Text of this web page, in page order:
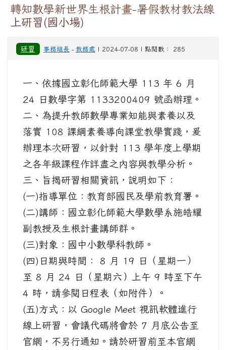
轉知數學新世界生根計畫-暑假教材教法線
上研習(國小場)
研習 事務組長 - 教務處 | 2024-07-08 | 點閱數： 285
一、依據國立彰化師範大學 113 年 6 月
24 日數學字第 1133200409 號函辦理。
二、為提升教師數學專業知能與素養以及
落實 108 課綱素養導向課堂教學實踐，爰
辦理本次研習，以針對 113 學年度上學期
之各年級課程作詳盡之內容與教學分析。
三、旨揭研習相關資訊，說明如下：
(一)指導單位：教育部國民及學前教育署。
(二)講師：國立彰化師範大學數學系施皓耀
副教授及生根計畫講師群。
(三)對象：國中小數學科教師。
(四)日期與時間： 8 月 19 日（星期一）
至 8 月 24 日（星期六）上午 9 時至下午
4 時，請參閱日程表（如附件）。
(五)方式：以 Google Meet 視訊軟體進行
線上研習，會議代碼將會於 7 月底公告至
官網，不另行通知。請於研習前至本官網